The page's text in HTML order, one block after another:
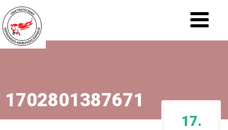
1702801387671
17.